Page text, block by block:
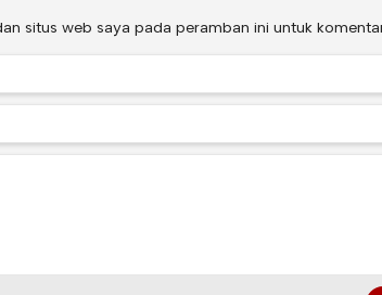
situs web saya pada peramban ini untuk